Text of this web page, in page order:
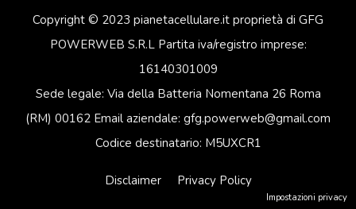
Copyright © 2023 pianetacellulare.it proprietà di GFG
POWERWEB S.R.L Partita iva/registro imprese:
16140301009
Sede legale: Via della Batteria Nomentana 26 Roma
(RM) 00162 Email aziendale: gfg.powerweb@gmail.com
Codice destinatario: M5UXCR1
Disclaimer Privacy Policy
Impostazioni privacy